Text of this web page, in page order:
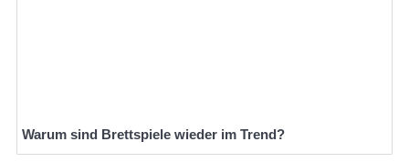
Warum sind Brettspiele wieder im Trend?